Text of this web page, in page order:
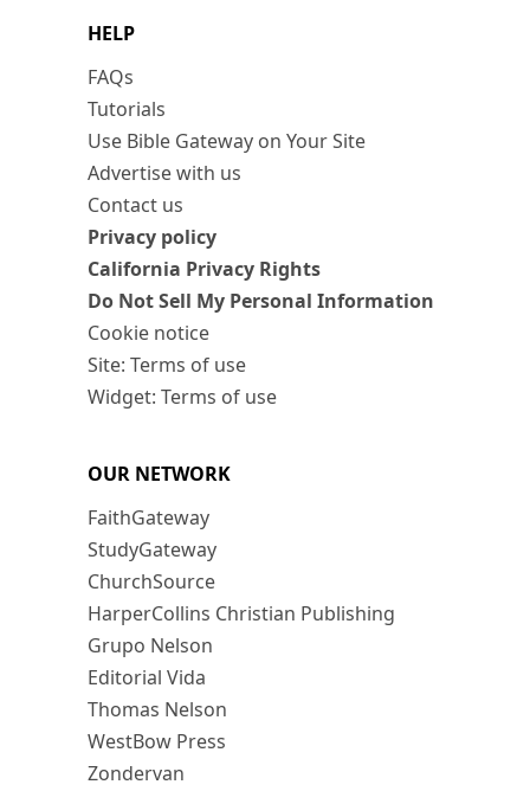
HELP
FAQs
Tutorials
Use Bible Gateway on Your Site
Advertise with us
Contact us
Privacy policy
California Privacy Rights
Do Not Sell My Personal Information
Cookie notice
Site: Terms of use
Widget: Terms of use
OUR NETWORK
FaithGateway
StudyGateway
ChurchSource
HarperCollins Christian Publishing
Grupo Nelson
Editorial Vida
Thomas Nelson
WestBow Press
Zondervan